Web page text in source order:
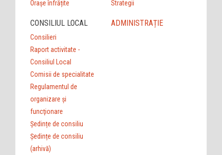
Orașe înfrățite
Strategii
CONSILIUL LOCAL
Consilieri
Raport activitate -
Consiliul Local
Comisii de specialitate
Regulamentul de
organizare şi
funcţionare
Ședințe de consiliu
Ședințe de consiliu
(arhivă)
ADMINISTRAȚIE